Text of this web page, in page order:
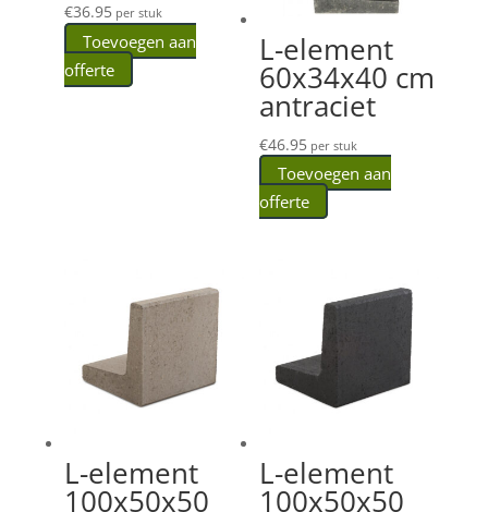
€36.95per stuk
Toevoegen aan
offerte
L-element
60x34x40 cm
antraciet
€46.95per stuk
Toevoegen aan
offerte
L-element
100x50x50
L-element
100x50x50